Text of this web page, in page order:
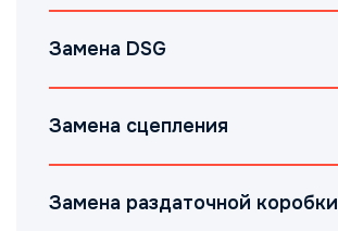
Замена DSG
Замена сцепления
Замена раздаточной коробки